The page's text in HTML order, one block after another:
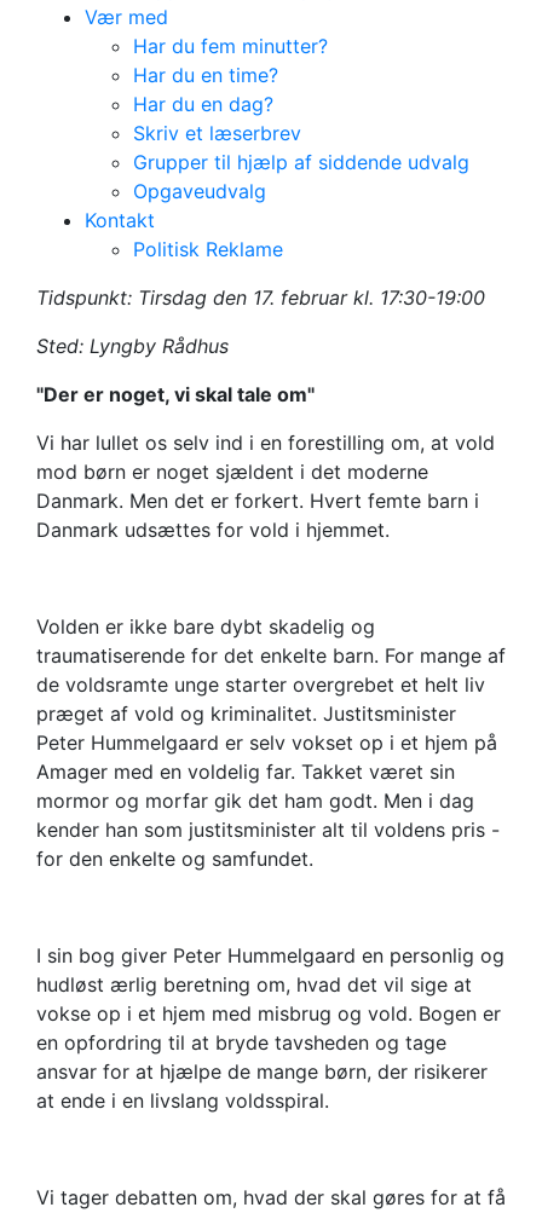
Vær med
Har du fem minutter?
Har du en time?
Har du en dag?
Skriv et læserbrev
Grupper til hjælp af siddende udvalg
Opgaveudvalg
Kontakt
Politisk Reklame
Medlemsmøde i
Lyngby m. Peter
Hummelgaard
Tidspunkt: Tirsdag den 17. februar kl. 17:30-19:00
Sted: Lyngby Rådhus
"Der er noget, vi skal tale om"
Vi har lullet os selv ind i en forestilling om, at vold
mod børn er noget sjældent i det moderne
Danmark. Men det er forkert. Hvert femte barn i
Danmark udsættes for vold i hjemmet.
Volden er ikke bare dybt skadelig og
traumatiserende for det enkelte barn. For mange af
de voldsramte unge starter overgrebet et helt liv
præget af vold og kriminalitet. Justitsminister
Peter Hummelgaard er selv vokset op i et hjem på
Amager med en voldelig far. Takket været sin
mormor og morfar gik det ham godt. Men i dag
kender han som justitsminister alt til voldens pris -
for den enkelte og samfundet.
I sin bog giver Peter Hummelgaard en personlig og
hudløst ærlig beretning om, hvad det vil sige at
vokse op i et hjem med misbrug og vold. Bogen er
en opfordring til at bryde tavsheden og tage
ansvar for at hjælpe de mange børn, der risikerer
at ende i en livslang voldsspiral.
Vi tager debatten om, hvad der skal gøres for at få